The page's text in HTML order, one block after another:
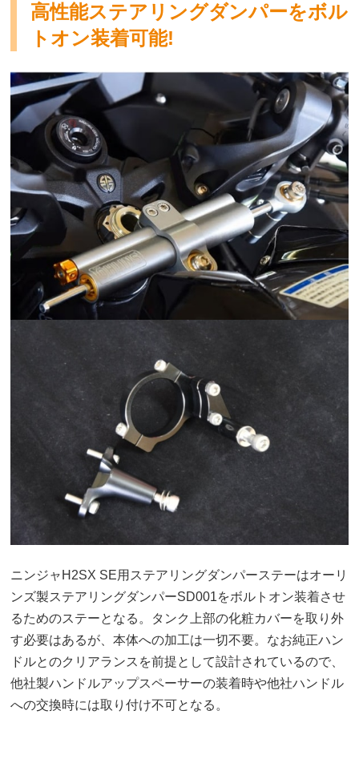
高性能ステアリングダンパーをボル
トオン装着可能!
ニンジャH2SX SE用ステアリングダンパーステーはオーリ
ンズ製ステアリングダンパーSD001をボルトオン装着させ
るためのステーとなる。タンク上部の化粧カバーを取り外
す必要はあるが、本体への加工は一切不要。なお純正ハン
ドルとのクリアランスを前提として設計されているので、
他社製ハンドルアップスペーサーの装着時や他社ハンドル
への交換時には取り付け不可となる。